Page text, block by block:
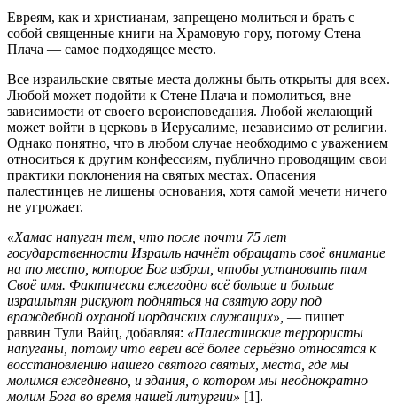
Евреям, как и христианам, запрещено молиться и брать с
собой священные книги на Храмовую гору, потому Стена
Плача — самое подходящее место.
Все израильские святые места должны быть открыты для всех.
Любой может подойти к Стене Плача и помолиться, вне
зависимости от своего вероисповедания. Любой желающий
может войти в церковь в Иерусалиме, независимо от религии.
Однако понятно, что в любом случае необходимо с уважением
относиться к другим конфессиям, публично проводящим свои
практики поклонения на святых местах. Опасения
палестинцев не лишены основания, хотя самой мечети ничего
не угрожает.
«Хамас напуган тем, что после почти 75 лет
государственности Израиль начнёт обращать своё внимание
на то место, которое Бог избрал, чтобы установить там
Своё имя. Фактически ежегодно всё больше и больше
израильтян рискуют подняться на святую гору под
враждебной охраной иорданских служащих», — пишет
раввин Тули Вайц, добавляя: «Палестинские террористы
напуганы, потому что евреи всё более серьёзно относятся к
восстановлению нашего святого святых, места, где мы
молимся ежедневно, и здания, о котором мы неоднократно
молим Бога во время нашей литургии» [1].